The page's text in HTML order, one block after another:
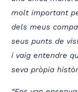
molt important
dels meus
seus punts de
i vaig entendre
seva pròpia